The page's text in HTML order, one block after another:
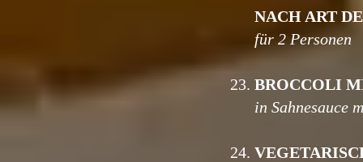
23.
24.
NACH ART
für 2 Personen
BROCCOLI
in Sahnesauce